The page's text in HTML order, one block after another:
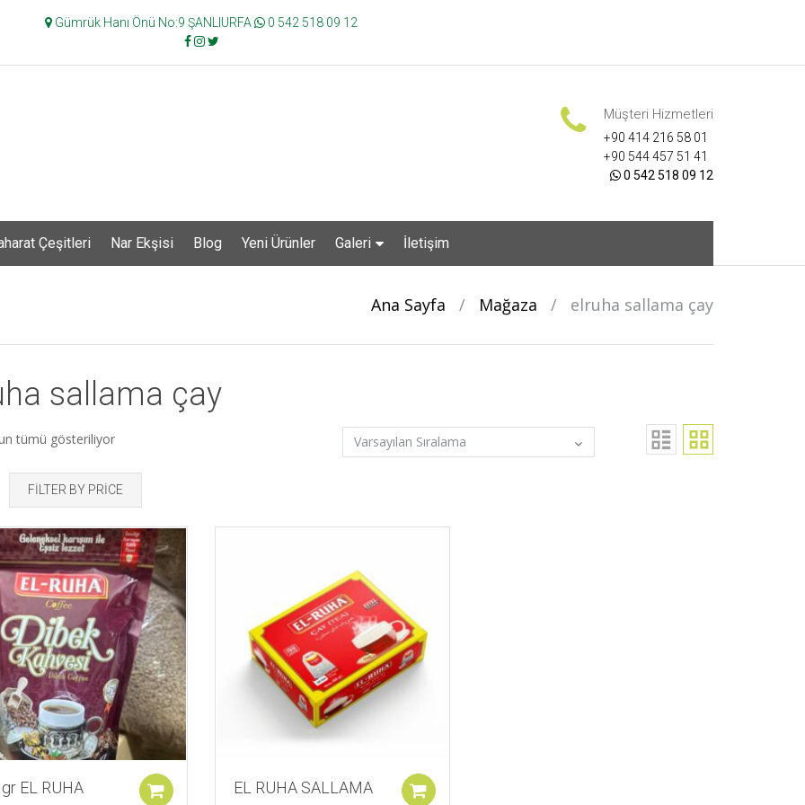
Gümrük Hanı Önü No:9 ŞANLIURFA 0 542 518 09 12
Müşteri Hizmetleri
+90 414 216 58 01
+90 544 457 51 41
0 542 518 09 12
Çeşitleri Nar Ekşisi Blog Yeni Ürünler Galeri İletişim
Ana Sayfa / Mağaza / elruha sallama çay
sallama çay
tümü gösteriliyor
FILTER BY PRICE
EL RUHA
Sepete ekle
İstek Listeme Ekle
EL RUHA SALLAMA